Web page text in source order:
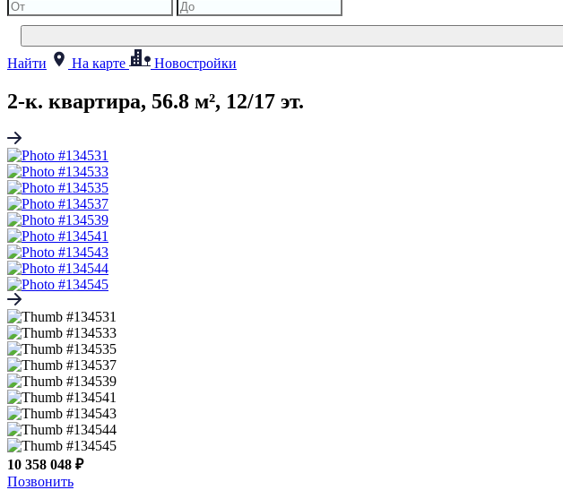
Найти
На карте Новостройки
2-к. квартира, 56.8 м², 12/17 эт.
10 358 048 ₽
Позвонить